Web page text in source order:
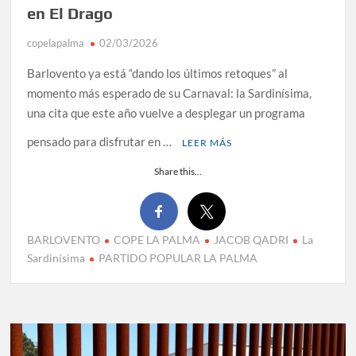
en El Drago
copelapalma 02/03/2026
Barlovento ya está “dando los últimos retoques” al
momento más esperado de su Carnaval: la Sardinísima,
una cita que este año vuelve a desplegar un programa
pensado para disfrutar en …
LEER MÁS
Share this...
BARLOVENTO COPE LA PALMA JACOB QADRI
La
Sardinísima
PARTIDO POPULAR LA PALMA